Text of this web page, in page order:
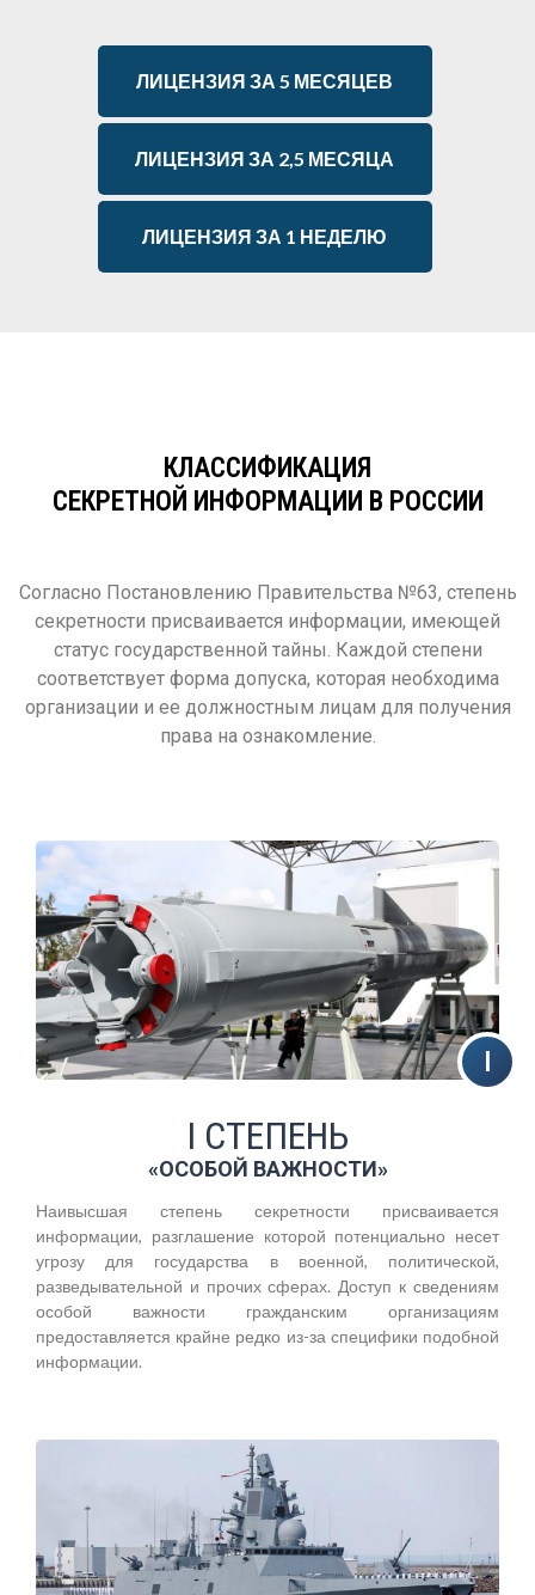
ЛИЦЕНЗИЯ ЗА 5 МЕСЯЦЕВ
ЛИЦЕНЗИЯ ЗА 2,5 МЕСЯЦА
ЛИЦЕНЗИЯ ЗА 1 НЕДЕЛЮ
КЛАССИФИКАЦИЯ
СЕКРЕТНОЙ ИНФОРМАЦИИ В РОССИИ
Согласно Постановлению Правительства №63, степень
секретности присваивается информации, имеющей
статус государственной тайны. Каждой степени
соответствует форма допуска, которая необходима
организации и ее должностным лицам для получения
права на ознакомление.
I СТЕПЕНЬ
«ОСОБОЙ ВАЖНОСТИ»
Наивысшая степень секретности присваивается
информации, разглашение которой потенциально несет
угрозу для государства в военной, политической,
разведывательной и прочих сферах. Доступ к сведениям
особой важности гражданским организациям
предоставляется крайне редко из-за специфики подобной
информации.